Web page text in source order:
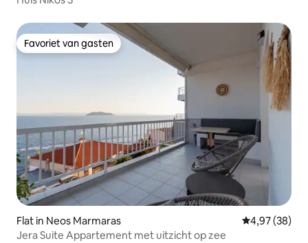
Favoriet van gasten
Favoriet van gasten
Flat in Neos Marmaras Gemiddelde
4,97 (38)
Jera Suite Appartement met uitzicht op zee